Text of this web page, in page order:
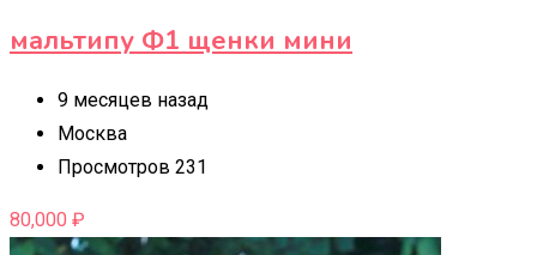
мальтипу Ф1 щенки мини
9 месяцев назад
Москва
Просмотров 231
80,000 ₽